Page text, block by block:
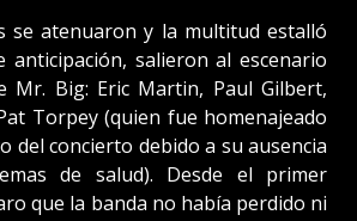
se atenuaron y la multitud estalló
anticipación, salieron al escenario
Mr. Big: Eric Martin, Paul Gilbert,
Torpey (quien fue homenajeado
del concierto debido a su ausencia
de salud). Desde el primer
que la banda no había perdido ni